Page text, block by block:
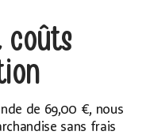
coûts
de 69,00 €, nous
sans frais